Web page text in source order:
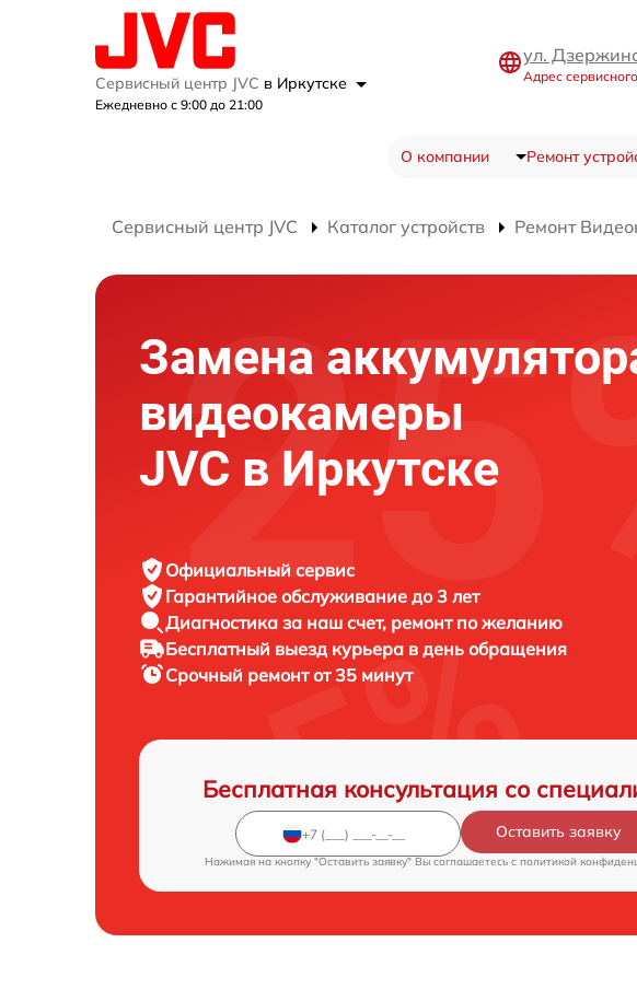
Сервисный центр JVC в Иркутске
Ежедневно с 9:00 до 21:00
ул.
Адрес
О компании Ремонт
Сервисный центр JVC Каталог устройств Ремонт
Замена
видеокамеры
JVC в Иркутске
Официальный сервис
Гарантийное обслуживание до 3 лет
Диагностика за наш счет, ремонт по желанию
Бесплатный выезд курьера в день обращения
Срочный ремонтот 35 минут
Бесплатная консультация со
Оставить заявку
Нажимая на кнопку "Оставить заявку" Вы соглашаетесь c политикой